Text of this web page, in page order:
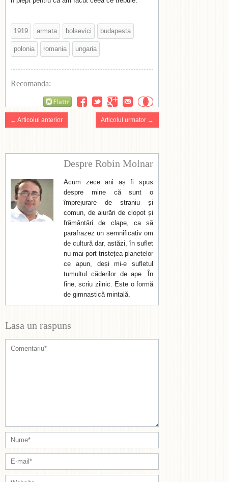
1919 armata bolsevici budapesta
polonia romania ungaria
Recomanda:
← Articolul anterior Articolul urmator →
Despre Robin Molnar
Acum zece ani aș fi spus
despre mine că sunt o
împrejurare de straniu și
comun, de aiurări de clopot și
frământări de clape, ca să
parafrazez un semnificativ om
de cultură dar, astăzi, în suflet
nu mai port tristețea planetelor
ce apun, deși mi-e sufletul
tumultul căderilor de ape. În
fine, scriu zilnic. Este o formă
de gimnastică mintală.
Lasa un raspuns